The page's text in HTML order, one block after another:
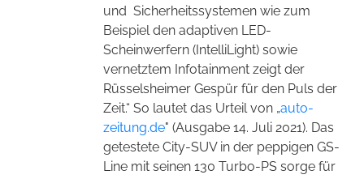
und Sicherheitssystemen wie zum
Beispiel den adaptiven LED-
Scheinwerfern (IntelliLight) sowie
vernetztem Infotainment zeigt der
Rüsselsheimer Gespür für den Puls der
Zeit.“ So lautet das Urteil von „auto-
zeitung.de" (Ausgabe 14. Juli 2021). Das
getestete City-SUV in der peppigen GS-
Line mit seinen 130 Turbo-PS sorge für